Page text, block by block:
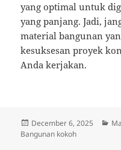
yang optimal untuk
yang panjang. Jadi,
material bangunan
kesuksesan proyek
Anda kerjakan.
Posted
on
December 6, 2025
Bangunan kokoh